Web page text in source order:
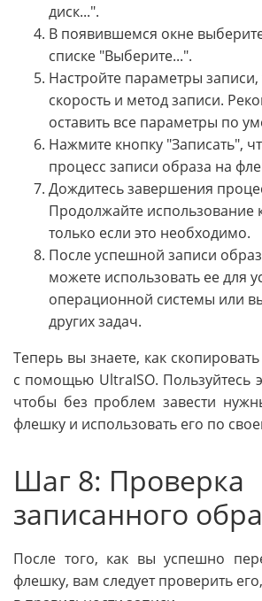
диск...".
В появившемся окне
списке "Выберите...".
Настройте параметры записи,
скорость и метод записи.
оставить все параметры по
Нажмите кнопку "Записать",
процесс записи образа на
Дождитесь завершения
Продолжайте использование
только если это необходимо.
После успешной записи
можете использовать ее для
операционной системы или
других задач.
Теперь вы знаете, как
с помощью UltraISO. Пользуйтесь
чтобы без проблем завести
флешку и использовать его по
Шаг 8: Проверка
записанного
После того, как вы успешно
флешку, вам следует проверить